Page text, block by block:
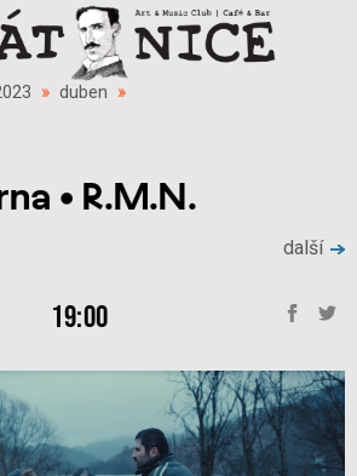
» duben »
• R.M.N.
další
19:00